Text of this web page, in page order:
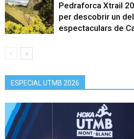
Pedraforca Xtrail
per descobrir un
espectaculars de
ESPECIAL UTMB 2026